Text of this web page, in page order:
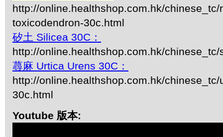
http://online.healthshop.com.hk/chinese_tc/
toxicodendron-30c.html
矽土 Silicea 30C：
http://online.healthshop.com.hk/
蕁麻 Urtica Urens 30C：
http://online.healthshop.com.hk/chinese_tc/
30c.html
Youtube 版本: